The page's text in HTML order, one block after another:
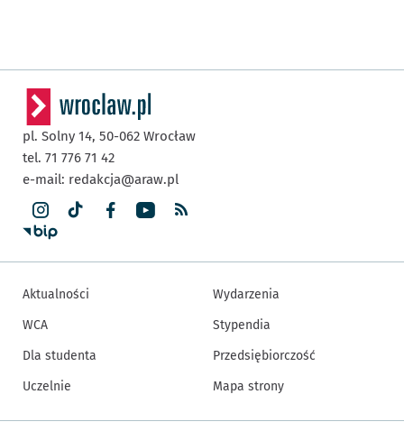
pl. Solny 14, 50-062 Wrocław
tel. 71 776 71 42
e-mail: redakcja@araw.pl
Aktualności
WCA
Dla studenta
Uczelnie
Wydarzenia
Stypendia
Przedsiębiorczość
Mapa strony